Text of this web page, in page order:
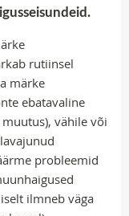
rutiinsel
märke
ebatavaline
vähile või
probleemid
ilmneb väga